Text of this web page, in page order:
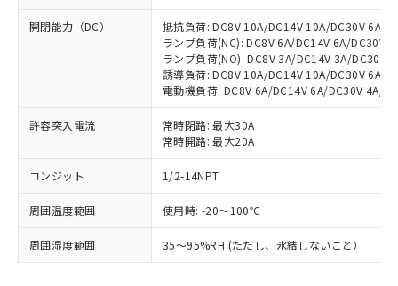
開閉能力（DC）
抵抗負荷: DC8V 10A/DC14V 10A/DC30V 6A/
ランプ負荷(NC): DC8V 6A/DC14V 6A/DC30V
ランプ負荷(NO): DC8V 3A/DC14V 3A/DC30V
誘導負荷: DC8V 10A/DC14V 10A/DC30V 6A/
電動機負荷: DC8V 6A/DC14V 6A/DC30V 4A/
許容突入電流
常時閉路: 最大30A
常時開路: 最大20A
コンジット 1/2-14NPT
周囲温度範囲 使用時: -20～100℃
周囲湿度範囲 35～95%RH (ただし、氷結しないこと）
ご利用条件
以下の条件をお読みいただき、同意のうえ
ご利用ください。
対応済み：EU RoHS指令（10物質）の
非含有に対応した製品が提供可能な商品で
対応予定：EU RoHS指令（10物質）の非含
有に対応した製品に切り替える予定のある
対応予定なし：EU RoHS指令（10物質）の
非含有に非対応の商品で、対応品を出す予
定はありません。
調査・確認中：EU RoHS指令（10物質）の